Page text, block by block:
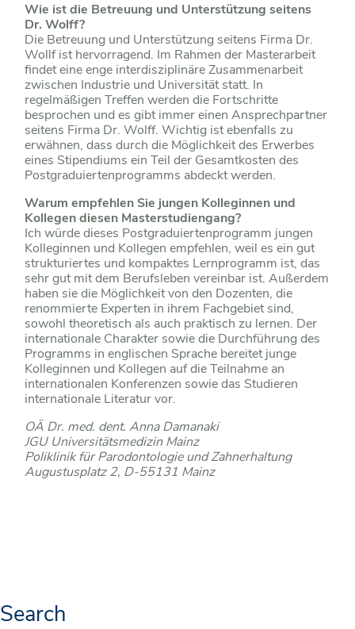
Wie ist die Betreuung und Unterstützung seitens
Dr. Wolff?
Die Betreuung und Unterstützung seitens Firma Dr.
Wollf ist hervorragend. Im Rahmen der Masterarbeit
findet eine enge interdisziplinäre Zusammenarbeit
zwischen Industrie und Universität statt. In
regelmäßigen Treffen werden die Fortschritte
besprochen und es gibt immer einen Ansprechpartner
seitens Firma Dr. Wolff. Wichtig ist ebenfalls zu
erwähnen, dass durch die Möglichkeit des Erwerbes
eines Stipendiums ein Teil der Gesamtkosten des
Postgraduiertenprogramms abdeckt werden.
Warum empfehlen Sie jungen Kolleginnen und
Kollegen diesen Masterstudiengang?
Ich würde dieses Postgraduiertenprogramm jungen
Kolleginnen und Kollegen empfehlen, weil es ein gut
strukturiertes und kompaktes Lernprogramm ist, das
sehr gut mit dem Berufsleben vereinbar ist. Außerdem
haben sie die Möglichkeit von den Dozenten, die
renommierte Experten in ihrem Fachgebiet sind,
sowohl theoretisch als auch praktisch zu lernen. Der
internationale Charakter sowie die Durchführung des
Programms in englischen Sprache bereitet junge
Kolleginnen und Kollegen auf die Teilnahme an
internationalen Konferenzen sowie das Studieren
internationale Literatur vor.
OÄ Dr. med. dent. Anna Damanaki
JGU Universitätsmedizin Mainz
Poliklinik für Parodontologie und Zahnerhaltung
Augustusplatz 2, D-55131 Mainz
Search